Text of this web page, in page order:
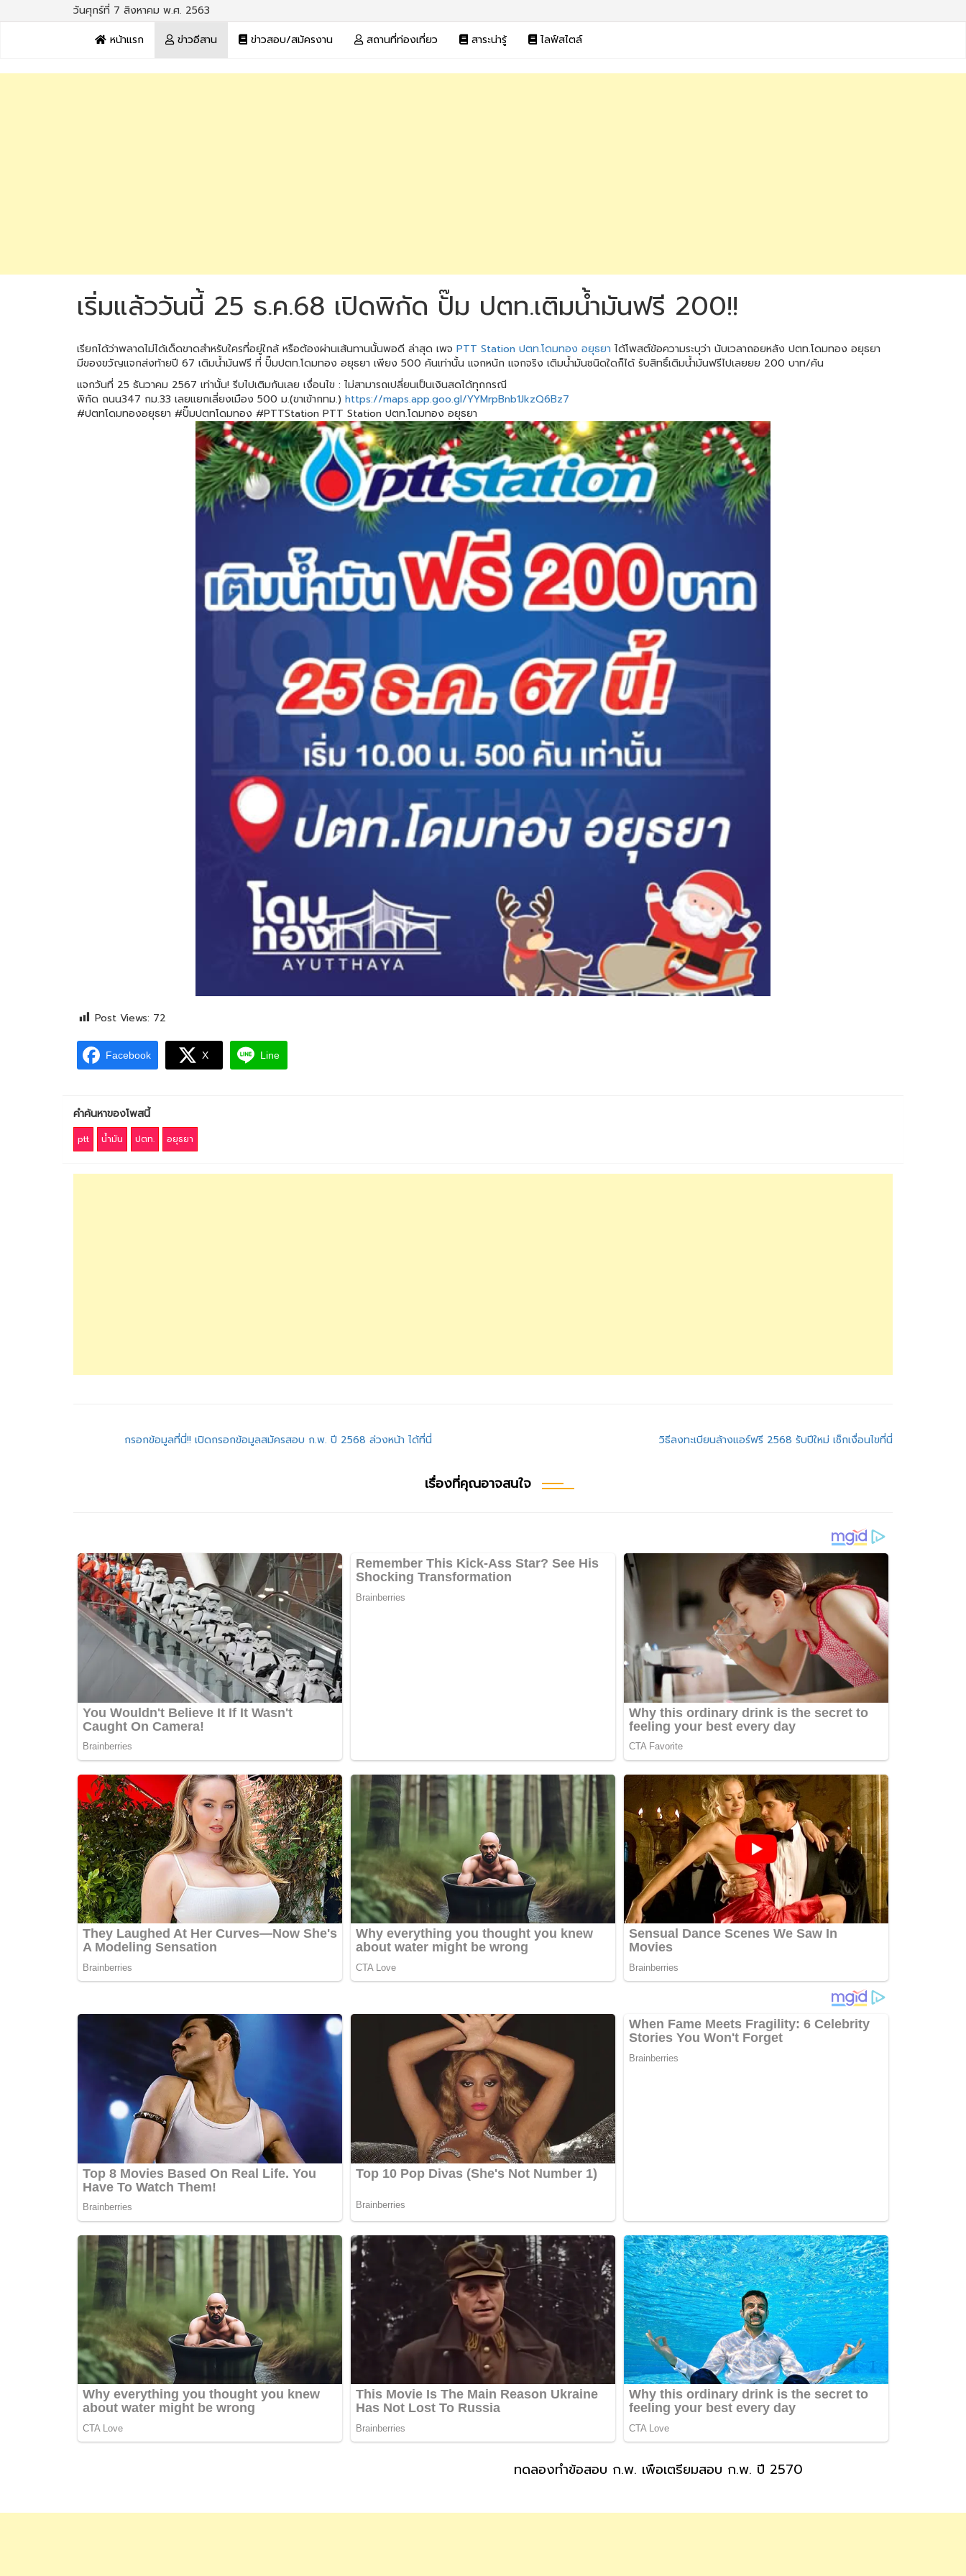
วันศุกร์ที่ 7 สิงหาคม พ.ศ. 2563
หน้าแรก
ข่าวอีสาน ข่าวสอบ/สมัครงาน สถานที่ท่องเที่ยว สาระน่ารู้ ไลฟ์สไตล์
เริ่มแล้ววันนี้ 25 ธ.ค.68 เปิดพิกัด ปั๊ม ปตท.เติมน้ำมันฟรี 200!!
เรียกได้ว่าพลาดไม่ได้เด็ดขาดสำหรับใครที่อยู่ใกล้ หรือต้องผ่านเส้นทานนั้นพอดี ล่าสุด เพจ PTT Station ปตท.โดมทอง อยุธยา ได้โพสต์ข้อความระบุว่า นับเวลาถอยหลัง ปตท.โดมทอง อยุธยา
มีของขวัญแจกส่งท้ายปี 67 เติมน้ำมันฟรี ที่ ปั๊มปตท.โดมทอง อยุธยา เพียง 500 คันเท่านั้น แจกหนัก แจกจริง เติมน้ำมันชนิดใดก็ได้ รับสิทธิ์เติมน้ำมันฟรีไปเลยยย 200 บาท/คัน
แจกวันที่ 25 ธันวาคม 2567 เท่านั้น! รีบไปเติมกันเลย เงื่อนไข : ไม่สามารถเปลี่ยนเป็นเงินสดได้ทุกกรณี
พิกัด ถนน347 กม.33 เลยแยกเลี่ยงเมือง 500 ม.(ขาเข้ากทม.) https://maps.app.goo.gl/YYMrpBnb1JkzQ6Bz7
#ปตทโดมทองอยุธยา #ปั๊มปตทโดมทอง #PTTStation PTT Station ปตท.โดมทอง อยุธยา
Post Views: 72
Facebook X Line
คำค้นหาของโพสนี้
ptt น้ำมัน ปตท. อยุธยา
แนะแนวกรอกข้อมูลที่นี่!! เปิดกรอกข้อมูลสมัครสอบ ก.พ. ปี 2568 ล่วงหน้า ได้ที่นี่ วิธีลงทะเบียนล้างแอร์ฟรี 2568 รับปีใหม่ เช็กเงื่อนไขที่นี่
เรื่องที่คุณอาจสนใจ
ทดลองทำข้อสอบ ก.พ. เพื่อเตรียมสอบ ก.พ. ปี 2570